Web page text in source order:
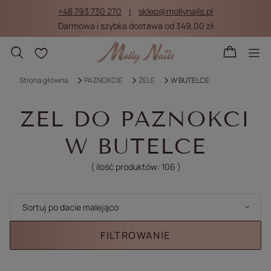
+48 793 730 270
sklep@mollynails.pl
Darmowa i szybka dostawa od 349,00 zł
Listy zakupowe
Strona główna PAZNOKCIE ŻELE W BUTELCE
ŻEL DO PAZNOKCI
W BUTELCE
( ilość produktów: 106 )
Zmień sortowanie
Sortuj po dacie malejąco
FILTROWANIE